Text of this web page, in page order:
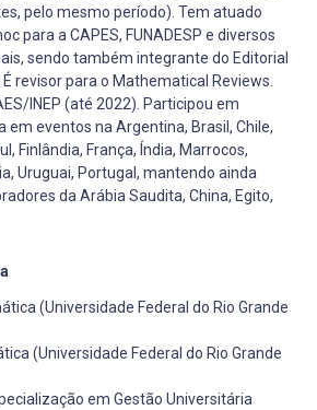
pelo mesmo período). Tem atuado
para a CAPES, FUNADESP e diversos
sendo também integrante do Editorial
revisor para o Mathematical Reviews.
INEP (até 2022). Participou em
em eventos na Argentina, Brasil, Chile,
Finlândia, França, Índia, Marrocos,
Uruguai, Portugal, mantendo ainda
da Arábia Saudita, China, Egito,
(Universidade Federal do Rio Grande
(Universidade Federal do Rio Grande
em Gestão Universitária